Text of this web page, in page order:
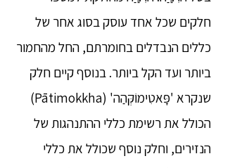
חלקים שכל אחד עוסק בסוג אחר של
כללים הנבדלים בחומרתם, החל מהחמור
ביותר ועד הקל ביותר. בנוסף קיים חלק
שנקרא 'פָּאטִימוֹקְּהַה' (Pātimokkha)
הכולל את רשימת כללי ההתנהגות של
הנזירים, וחלק נוסף שכולל את כללי